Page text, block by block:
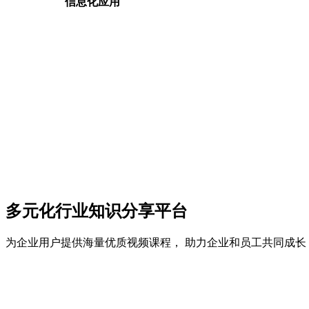
多元化行业知识分享平台
为企业用户提供海量优质视频课程， 助力企业和员工共同成长